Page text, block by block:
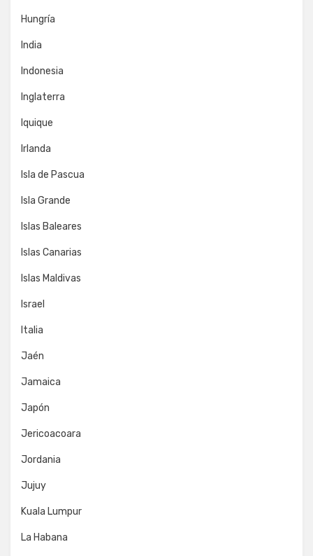
Hungría
India
Indonesia
Inglaterra
Iquique
Irlanda
Isla de Pascua
Isla Grande
Islas Baleares
Islas Canarias
Islas Maldivas
Israel
Italia
Jaén
Jamaica
Japón
Jericoacoara
Jordania
Jujuy
Kuala Lumpur
La Habana